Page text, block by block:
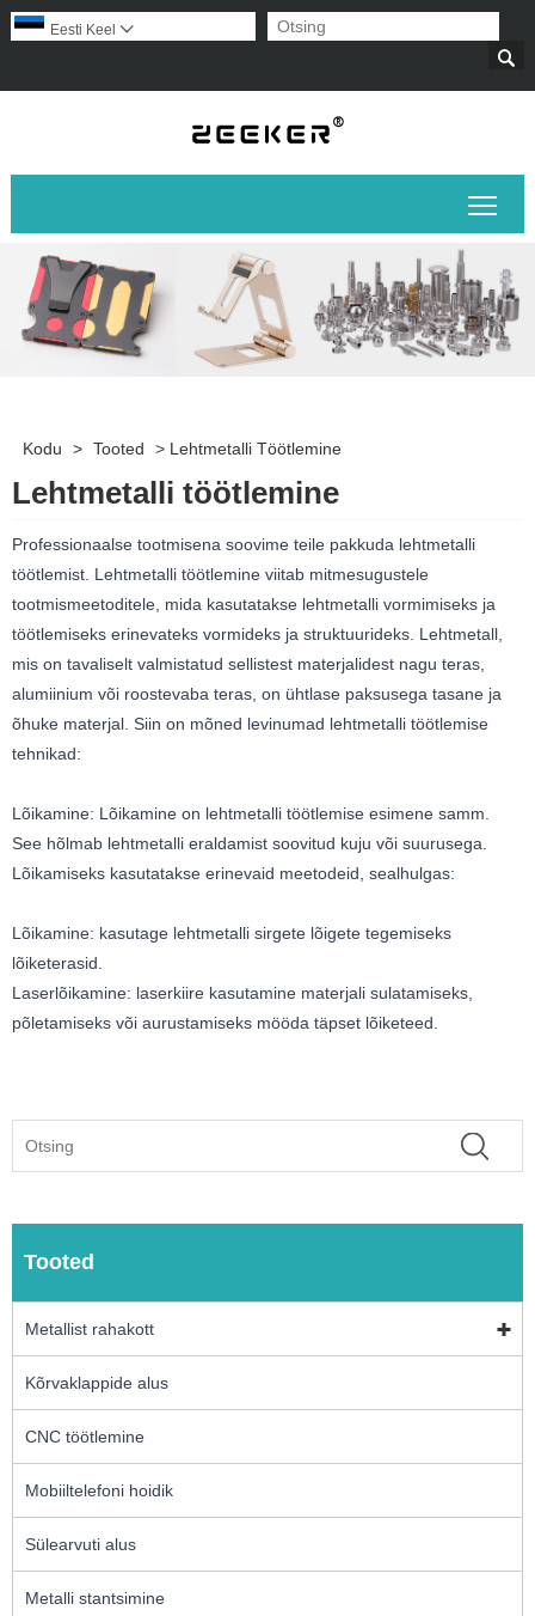

Eesti Keel 
Kodu > Tooted > Lehtmetalli Töötlemine
Lehtmetalli töötlemine
Professionaalse tootmisena soovime teile pakkuda lehtmetalli
töötlemist. Lehtmetalli töötlemine viitab mitmesugustele
tootmismeetoditele, mida kasutatakse lehtmetalli vormimiseks ja
töötlemiseks erinevateks vormideks ja struktuurideks. Lehtmetall,
mis on tavaliselt valmistatud sellistest materjalidest nagu teras,
alumiinium või roostevaba teras, on ühtlase paksusega tasane ja
õhuke materjal. Siin on mõned levinumad lehtmetalli töötlemise
tehnikad:
Lõikamine: Lõikamine on lehtmetalli töötlemise esimene samm.
See hõlmab lehtmetalli eraldamist soovitud kuju või suurusega.
Lõikamiseks kasutatakse erinevaid meetodeid, sealhulgas:
Lõikamine: kasutage lehtmetalli sirgete lõigete tegemiseks
lõiketerasid.
Laserlõikamine: laserkiire kasutamine materjali sulatamiseks,
põletamiseks või aurustamiseks mööda täpset lõiketeed.
Tooted
Metallist rahakott
Kõrvaklappide alus
CNC töötlemine
Mobiiltelefoni hoidik
Sülearvuti alus
Metalli stantsimine